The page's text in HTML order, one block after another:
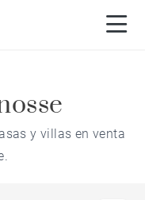
y villas en venta